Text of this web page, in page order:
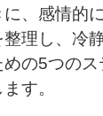
に、感情的
整理し、冷
めの5つのス
ます。